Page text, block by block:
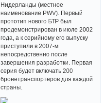
Нидерланды (местное
наименование РWV). Первый
прототип нового БТР был
продемонстрирован в июле 2002
года, а к серийному его выпуску
приступили в 2007-м
непосредственно после
завершения разработки. Первая
серия будет включать 200
бронетранспортеров для каждой
страны.